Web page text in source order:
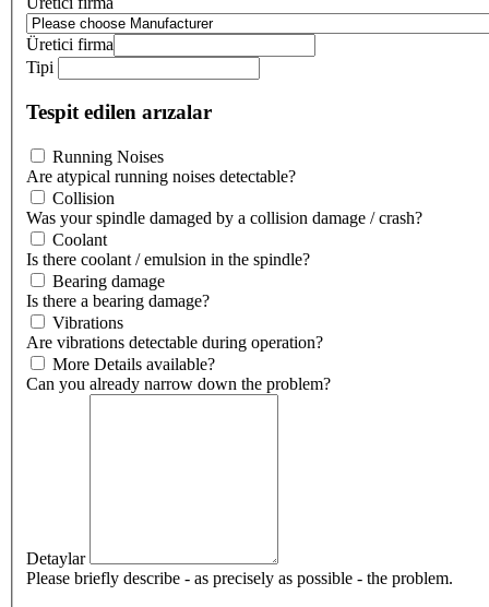
Üretici firma
Tipi
Tespit edilen arızalar
Running Noises
Are atypical running noises detectable?
Collision
Was your spindle damaged by a collision damage / crash?
Coolant
Is there coolant / emulsion in the spindle?
Bearing damage
Is there a bearing damage?
Vibrations
Are vibrations detectable during operation?
More Details available?
Can you already narrow down the problem?
Detaylar
Please briefly describe - as precisely as possible - the problem.